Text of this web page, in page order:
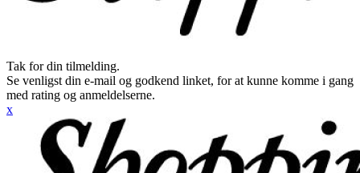
Tak for din tilmelding.
Se venligst din e-mail og godkend linket, for at kunne komme i gang
med rating og anmeldelserne.
x